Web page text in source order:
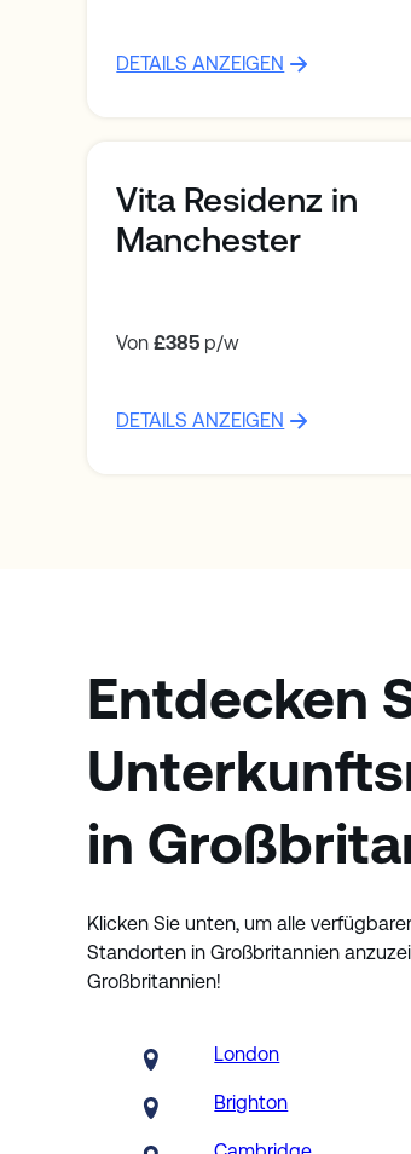
DETAILS ANZEIGEN
Vita Residenz in
Manchester
Von£385 p/w
DETAILS ANZEIGEN
Entdecken
in
Klicken Sie unten, um alle
Standorten in Großbritannien
Großbritannien!
London
Brighton